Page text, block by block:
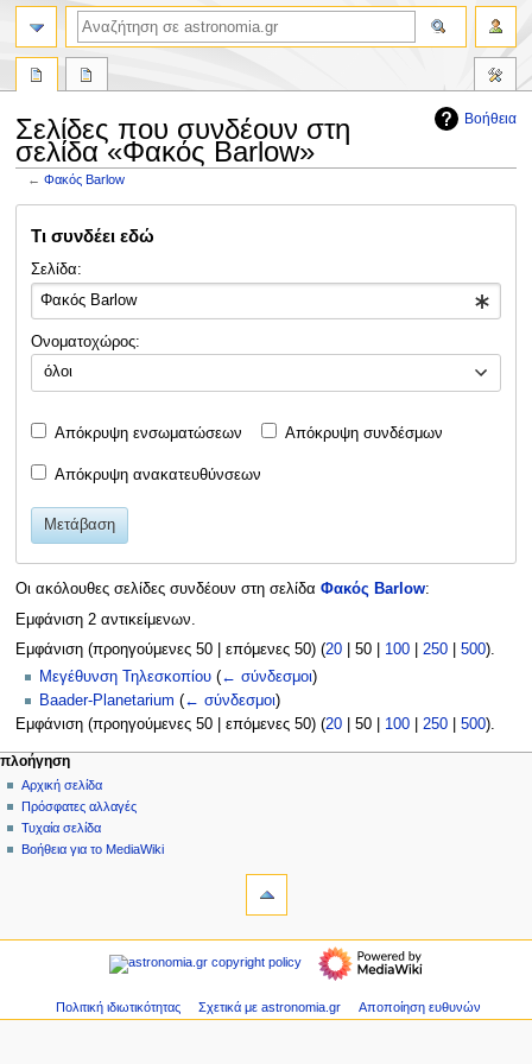
Βοήθεια
Σελίδες που συνδέουν στη
σελίδα «Φακός Barlow»
←Φακός Barlow
στην
στηνΤι συνδέει εδώ
Σελίδα:
Ονοματοχώρος:
όλοι
Απόκρυψη ενσωματώσεων Απόκρυψη συνδέσμων
Απόκρυψη ανακατευθύνσεων
Μετάβαση
Οι ακόλουθες σελίδες συνδέουν στη σελίδα Φακός Barlow:
Εμφάνιση 2 αντικείμενων.
Εμφάνιση (προηγούμενες 50| επόμενες 50) (20| 50| 100| 250| 500).
Μεγέθυνση Τηλεσκοπίου (← σύνδεσμοι)
Baader-Planetarium (← σύνδεσμοι)
Εμφάνιση (προηγούμενες 50| επόμενες 50) (20| 50| 100| 250| 500).
Μ
ε
ν
ο
ο
η
ενέργειες σελίδας
σελίδα
συζήτηση
ανάγνωση
προβολή
προσωπικά εργαλεία
δημιουργία
λογαριασμού
σύνδεση
πλοήγηση
Αρχική σελίδα
Πρόσφατες αλλαγές
Τυχαία σελίδα
Βοήθεια για το MediaWiki
αναζήτηση
πλοήγηση
Πρόσφατες
αλλαγές
Πολιτική ιδιωτικότητας Σχετικά με astronomia.gr Αποποίηση ευθυνών